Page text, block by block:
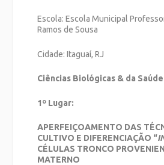
Escola: Escola Municipal
Ramos de Sousa
Cidade: Itaguaí, RJ
Ciências Biológicas & da Saúde
1º Lugar:
APERFEIÇOAMENTO DAS
CULTIVO E DIFERENCIAÇÃO “
CÉLULAS TRONCO
MATERNO